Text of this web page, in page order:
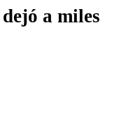
a miles